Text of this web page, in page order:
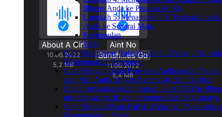
iPhone Anda ke Pustaka Muzik
Langkah 5: Menambah Fail Tempatan pada
Anda ke Senarai Main
Kesimpulan
FAQ
Cara Mendengar Buku Audio di iPhone, iPad,
Menggunakan Evermusic
Cara Menggunakan Penyama Audio pada iPhone,
atau Mac Anda dengan Evermusic dan Flacbox
Cara menyambungkan pemacu kilat USB ke
mendengar muzik atau mengurus fail di dalamnya
Cara Memindahkan Fail dari Mac ke iPhone atau
Menggunakan Finder